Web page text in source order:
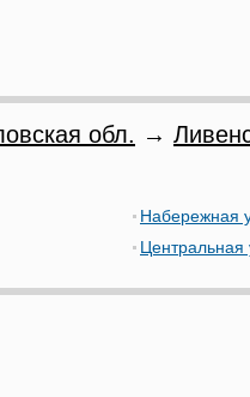
обл. →
Набережная
Центральная